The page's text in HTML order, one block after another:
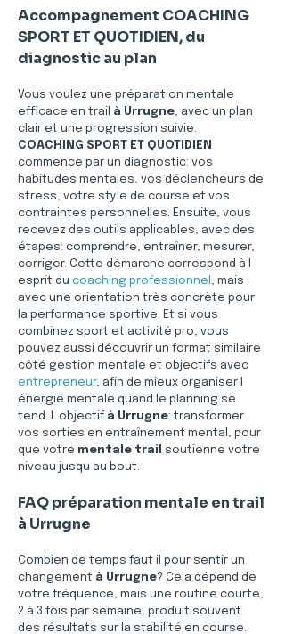
Accompagnement COACHING
SPORT ET QUOTIDIEN, du
diagnostic au plan
Vous voulez une préparation mentale
efficace en trail à Urrugne, avec un plan
clair et une progression suivie.
COACHING SPORT ET QUOTIDIEN
commence par un diagnostic: vos
habitudes mentales, vos déclencheurs de
stress, votre style de course et vos
contraintes personnelles. Ensuite, vous
recevez des outils applicables, avec des
étapes: comprendre, entraîner, mesurer,
corriger. Cette démarche correspond à l
esprit du coaching professionnel , mais
avec une orientation très concrète pour
la performance sportive. Et si vous
combinez sport et activité pro, vous
pouvez aussi découvrir un format similaire
côté gestion mentale et objectifs avec
entrepreneur, afin de mieux organiser l
énergie mentale quand le planning se
tend. L objectif à Urrugne: transformer
vos sorties en entraînement mental, pour
que votre mentale trail
soutienne votre
niveau jusqu au bout.
FAQ préparation mentale en trail
à Urrugne
Combien de temps faut il pour sentir un
changement à Urrugne? Cela dépend de
votre fréquence, mais une routine courte,
2 à 3 fois par semaine, produit souvent
des résultats sur la stabilité en course.